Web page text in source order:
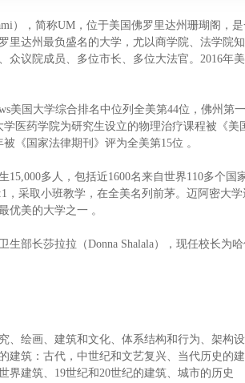
），简称UM，位于美国佛罗里达州珊瑚阁，
里达州最负盛名的大学，尤以商学院、法学院
众议院成员、多位市长、多位大法官。2016年
美国大学综合排名中位列全美第44位，佛州第
学医药学院为研究生设立的物理治疗课程被《
《国家法律期刊》评为全美第15位 。
15,000多人，包括近1600名来自世界110多个国
，采取小班教学，在全美名列前茅。迈阿密大
优美的大学之一 。
生部长莎拉拉（Donna Shalala），现任校长为
、绘画、建筑和文化、体系结构和行为、架构
建筑：古代，中世纪和文艺复兴、当代历史的
界建筑、19世纪和20世纪的建筑、城市的历史